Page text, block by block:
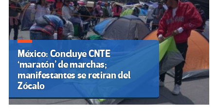
México: Concluye CNTE
‘maratón’ de marchas;
manifestantes se retiran del
Zócalo